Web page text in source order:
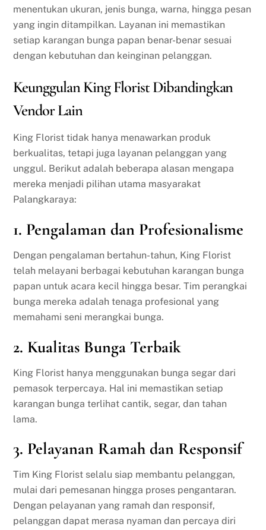
menentukan ukuran, jenis bunga, warna, hingga pesan
yang ingin ditampilkan. Layanan ini memastikan
setiap karangan bunga papan benar-benar sesuai
dengan kebutuhan dan keinginan pelanggan.
Keunggulan King Florist Dibandingkan
Vendor Lain
King Florist tidak hanya menawarkan produk
berkualitas, tetapi juga layanan pelanggan yang
unggul. Berikut adalah beberapa alasan mengapa
mereka menjadi pilihan utama masyarakat
Palangkaraya:
1. Pengalaman dan Profesionalisme
Dengan pengalaman bertahun-tahun, King Florist
telah melayani berbagai kebutuhan karangan bunga
papan untuk acara kecil hingga besar. Tim perangkai
bunga mereka adalah tenaga profesional yang
memahami seni merangkai bunga.
2. Kualitas Bunga Terbaik
King Florist hanya menggunakan bunga segar dari
pemasok terpercaya. Hal ini memastikan setiap
karangan bunga terlihat cantik, segar, dan tahan
lama.
3. Pelayanan Ramah dan Responsif
Tim King Florist selalu siap membantu pelanggan,
mulai dari pemesanan hingga proses pengantaran.
Dengan pelayanan yang ramah dan responsif,
pelanggan dapat merasa nyaman dan percaya diri